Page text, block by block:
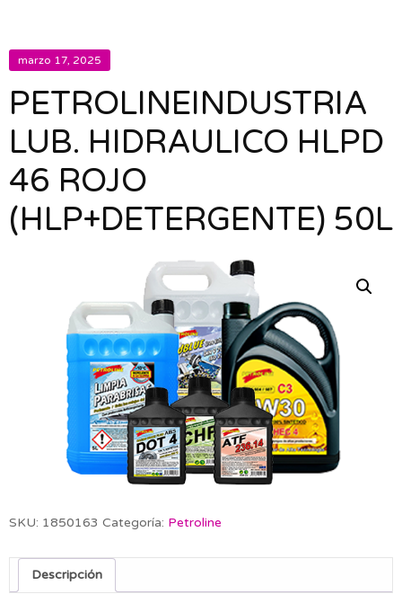
marzo 17, 2025
PETROLINEINDUSTRIA
LUB. HIDRAULICO HLPD
46 ROJO
(HLP+DETERGENTE) 50L
SKU: 1850163 Categoría: Petroline
Descripción